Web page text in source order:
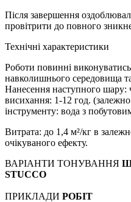
Після завершення
провітрити до повного
Технічні характеристики
Роботи повинні
навколишнього середовища
Нанесення наступного шару:
висихання: 1-12 год.
інструменту: вода з
Витрата: до 1,4 м²/кг в
очікуваного ефекту.
ВАРІАНТИ ТОНУВАННЯ
STUCCO
ПРИКЛАДИ РОБІТ